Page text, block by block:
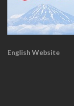
English Website